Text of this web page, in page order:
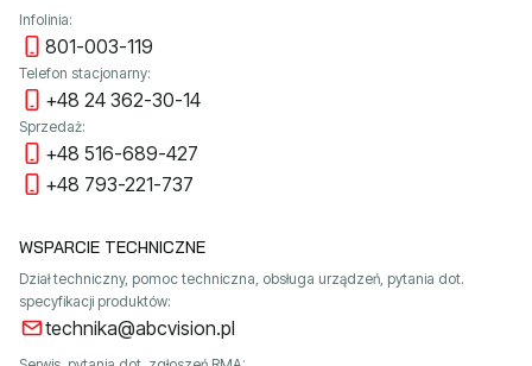
Infolinia:
801-003-119
Telefon stacjonarny:
+48 24 362-30-14
Sprzedaż:
+48 516-689-427
+48 793-221-737
WSPARCIE TECHNICZNE
Dział techniczny, pomoc techniczna, obsługa urządzeń, pytania dot.
specyfikacji produktów:
technika@abcvision.pl